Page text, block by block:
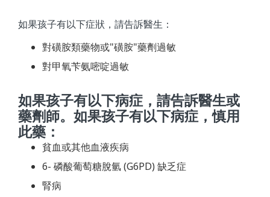
如果孩子有以下症狀，請告訴醫生：
對磺胺類藥物或"磺胺"藥劑過敏
對甲氧苄氨嘧啶過敏
如果孩子有以下病症，請告訴醫生或
藥劑師。如果孩子有以下病症，慎用
此藥：
貧血或其他血液疾病
6- 磷酸葡萄糖脫氫 (G6PD) 缺乏症
腎病